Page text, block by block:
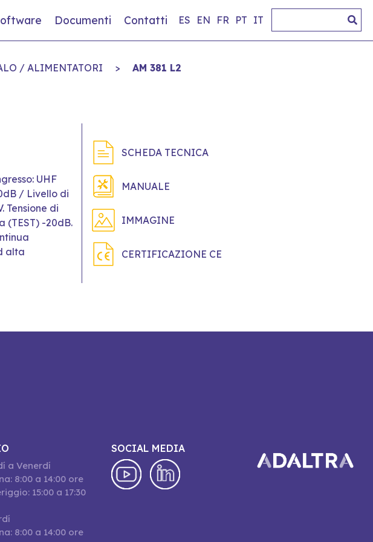
Documenti Contatti ES EN FR PT IT
/ ALIMENTATORI > AM 381 L2
UHF
/ Livello di
Tensione di
(TEST) -20dB.
alta
SCHEDA TECNICA
MANUALE
IMMAGINE
CERTIFICAZIONE CE
a Venerdí
8:00 a 14:00 ore
15:00 a 17:30
8:00 a 14:00 ore
SOCIAL MEDIA